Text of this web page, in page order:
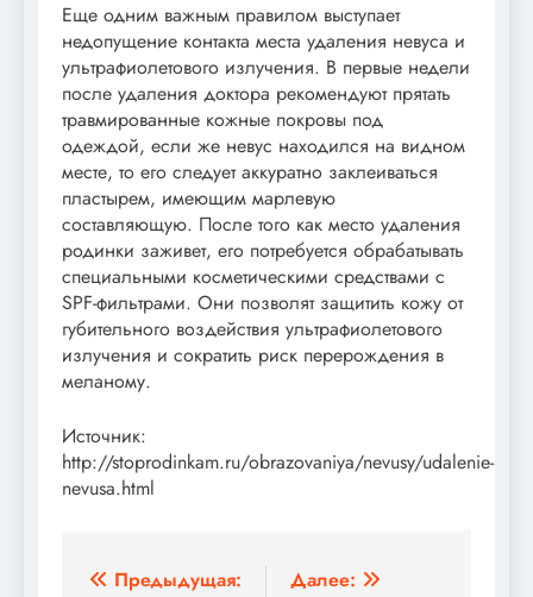
Еще одним важным правилом выступает
недопущение контакта места удаления невуса и
ультрафиолетового излучения. В первые недели
после удаления доктора рекомендуют прятать
травмированные кожные покровы под
одеждой, если же невус находился на видном
месте, то его следует аккуратно заклеиваться
пластырем, имеющим марлевую
составляющую. После того как место удаления
родинки заживет, его потребуется обрабатывать
специальными косметическими средствами с
SPF-фильтрами. Они позволят защитить кожу от
губительного воздействия ультрафиолетового
излучения и сократить риск перерождения в
меланому.
Источник:
http://stoprodinkam.ru/obrazovaniya/nevusy/udalenie-
nevusa.html
Навигация
Предыдущая:
Далее: